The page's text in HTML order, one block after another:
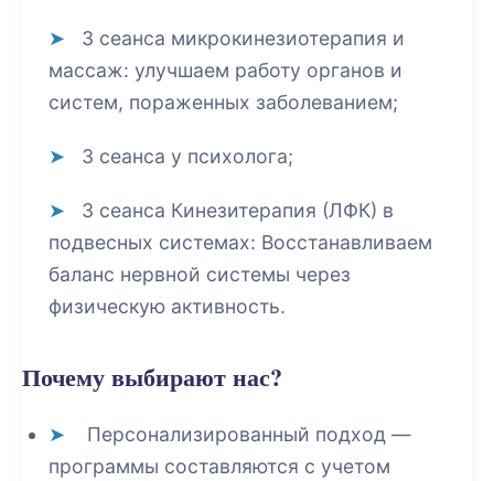
3 сеанса микрокинезиотерапия и
массаж: улучшаем работу органов и
систем, пораженных заболеванием;
3 сеанса у психолога;
3 сеанса Кинезитерапия (ЛФК) в
подвесных системах: Восстанавливаем
баланс нервной системы через
физическую активность.
Почему выбирают нас?
Персонализированный подход —
программы составляются с учетом